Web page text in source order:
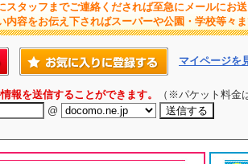
スタッフまでご連絡くだされば至急にメールにお
内容をお伝え下さればスーパーや公園・学校等々
マイページを
報を送信することができます。
（※パケット料金
@